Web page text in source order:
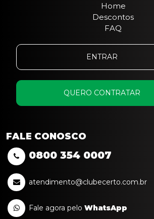
Home
Descontos
FAQ
ENTRAR
QUERO CONTRATAR
FALE CONOSCO
0800 354 0007
atendimento@clubecerto.com.br
Fale agora pelo WhatsApp